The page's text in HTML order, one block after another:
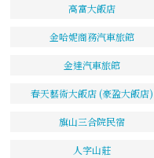
高富大飯店
金哈妮商務汽車旅館
金達汽車旅館
春天藝術大飯店 (豪盈大飯店)
旗山三合院民宿
人字山莊